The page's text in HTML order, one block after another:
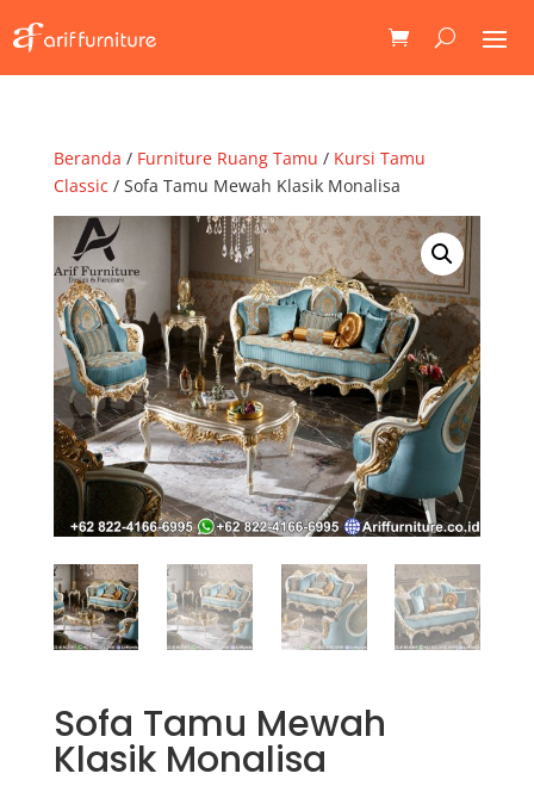
Beranda / Furniture Ruang Tamu / Kursi Tamu
Classic / Sofa Tamu Mewah Klasik Monalisa
Sofa Tamu Mewah
Klasik Monalisa